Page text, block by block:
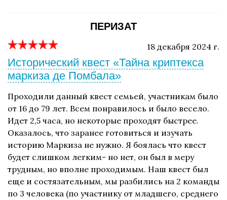
ПЕРИЗАТ
18 декабря 2024 г.
Исторический квест «Тайна криптекса
маркиза де Помбала»
Проходили данный квест семьей, участникам было
от 16 до 79 лет. Всем понравилось и было весело.
Идет 2,5 часа, но некоторые проходят быстрее.
Оказалось, что заранее готовиться и изучать
историю Маркиза не нужно. Я боялась что квест
будет слишком легким- но нет, он был в меру
трудным, но вполне проходимым. Наш квест был
еще и состязательным, мы разбились на 2 команды
по 3 человека (по участнику от младшего, среднего